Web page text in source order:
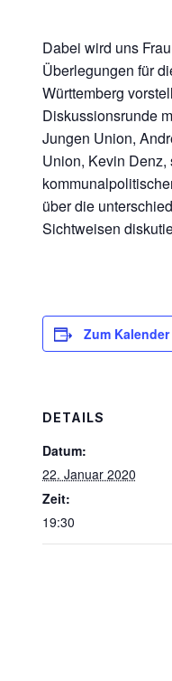
Dabei wird uns
Überlegungen für
Württemberg
Diskussionsrunde
Jungen Union,
Union, Kevin Denz,
über die
Sichtweisen
Zum
DETAILS
Datum:
22. Januar 2020
Zeit:
19:30